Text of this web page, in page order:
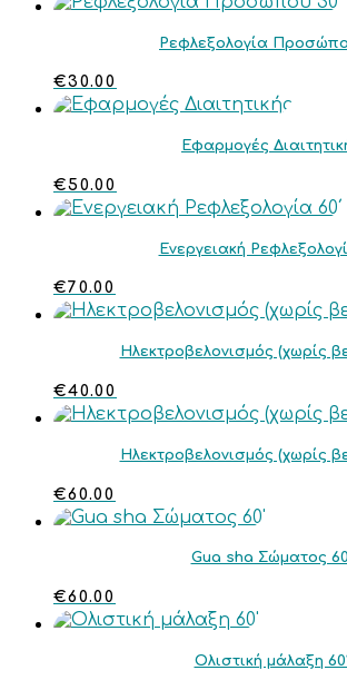
Ρεφλεξολογία
€30.00
Εφαρμογές
€50.00
Ενεργειακή
€70.00
Ηλεκτροβελονισμός (χωρίς
€40.00
Ηλεκτροβελονισμός (χωρίς
€60.00
Gua sha Σώματος
€60.00
Ολιστική μάλαξη 60′